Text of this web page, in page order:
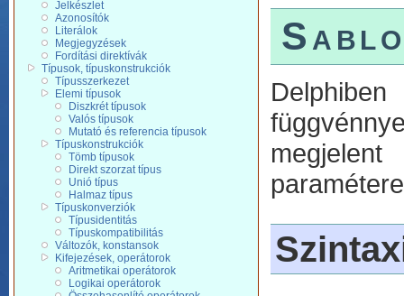
Jelkészlet
Azonosítók
Literálok
Megjegyzések
Fordítási direktívák
Típusok, típuskonstrukciók
Típusszerkezet
Elemi típusok
Diszkrét típusok
Valós típusok
Mutató és referencia típusok
Típuskonstrukciók
Tömb típusok
Direkt szorzat típus
Unió típus
Halmaz típus
Típuskonverziók
Típusidentitás
Típuskompatibilitás
Változók, konstansok
Kifejezések, operátorok
Aritmetikai operátorok
Logikai operátorok